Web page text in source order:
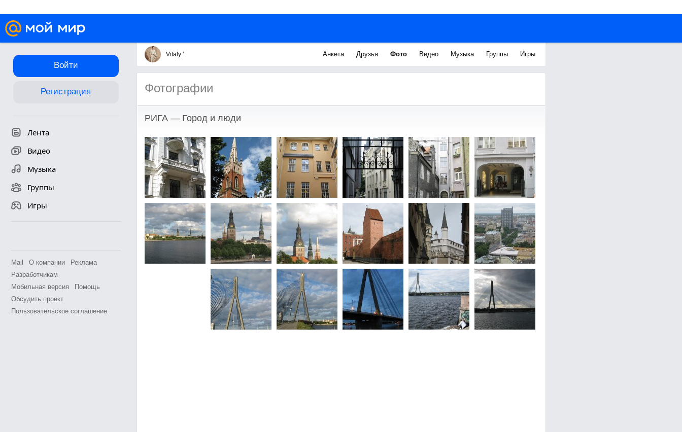
Войти
Регистрация
Лента
Видео
Музыка
Группы
Игры
Mail О компании
Реклама
Разработчикам
Мобильная версия
Помощь
Обсудить проект
Пользовательское соглашение
Vitaly ' Анкета Друзья Фото Видео Музыка Группы Игры
Фотографии
РИГА — Город и люди